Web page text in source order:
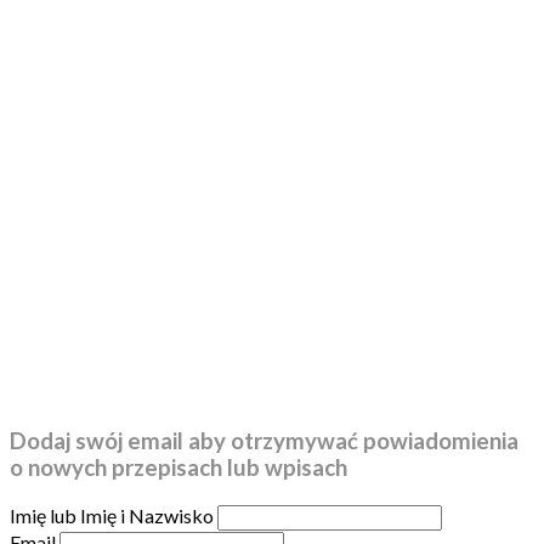
Dodaj swój email aby otrzymywać powiadomienia
o nowych przepisach lub wpisach
Imię lub Imię i Nazwisko